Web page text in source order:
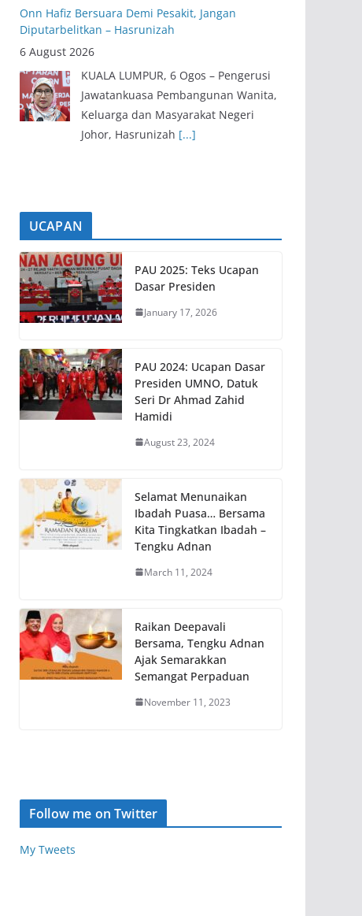
Pendaftaran Keahlian UMNO Terus Meningkat,
Anak Muda Dominasi Ahli Baharu
6 August 2026
KUALA LUMPUR, 6 Ogos – Sambutan
terhadap pendaftaran keahlian
UMNO secara dalam talian terus
UCAPAN
PAU 2025: Teks Ucapan
Dasar Presiden
January 17, 2026
PAU 2024: Ucapan Dasar
Presiden UMNO, Datuk
Seri Dr Ahmad Zahid
Hamidi
August 23, 2024
Selamat Menunaikan
Ibadah Puasa… Bersama
Kita Tingkatkan Ibadah –
Tengku Adnan
March 11, 2024
Raikan Deepavali
Bersama, Tengku Adnan
Ajak Semarakkan
Semangat Perpaduan
November 11, 2023
Follow me on Twitter
My Tweets